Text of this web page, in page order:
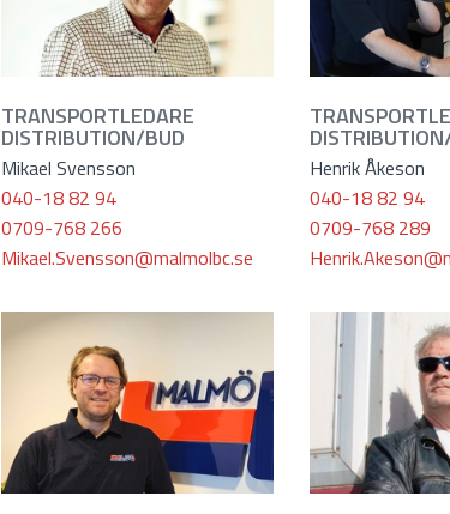
TRANSPORTLEDARE
DISTRIBUTION/BUD
Mikael Svensson
040-18 82 94
0709-768 266
Mikael.Svensson@malmolbc.se
Henrik Åkeson
040-18 82 94
0709-768 289